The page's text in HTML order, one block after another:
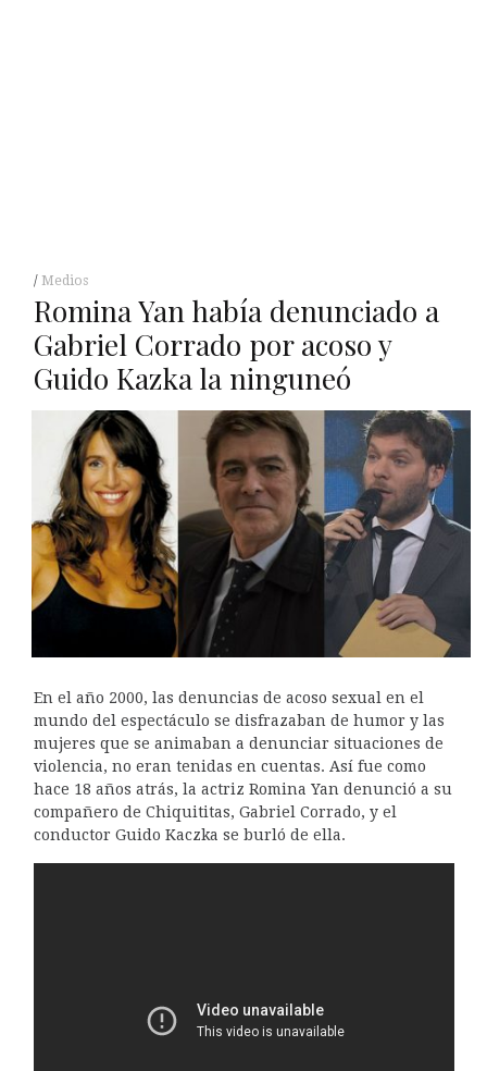
Medios
Romina Yan había denunciado a
Gabriel Corrado por acoso y
Guido Kazka la ninguneó
En el año 2000, las denuncias de acoso sexual en el
mundo del espectáculo se disfrazaban de humor y las
mujeres que se animaban a denunciar situaciones de
violencia, no eran tenidas en cuentas. Así fue como
hace 18 años atrás, la actriz Romina Yan denunció a su
compañero de Chiquititas, Gabriel Corrado, y el
conductor Guido Kaczka se burló de ella.